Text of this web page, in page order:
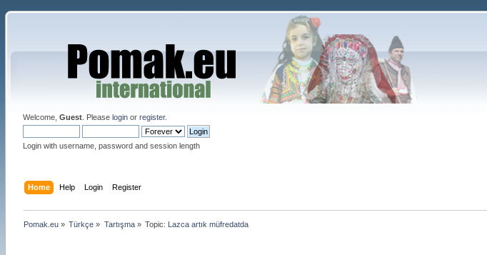
Welcome, Guest. Please loginor register.
Login with username, password and session length
Home Help Login Register
Pomak.eu» Türkçe » Tartışma» Topic: Lazca artık müfredatda